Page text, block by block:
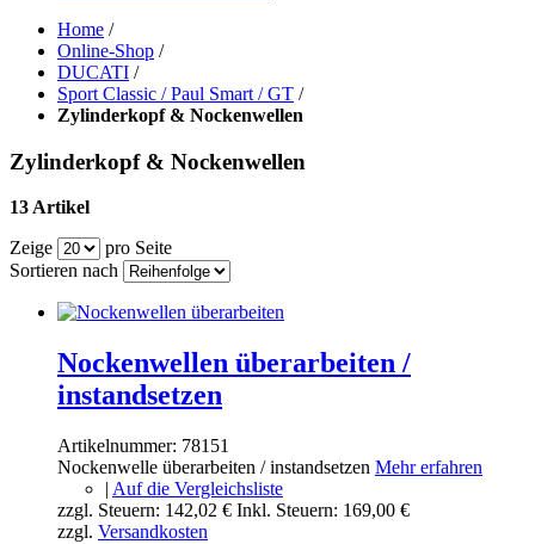
Home /
Online-Shop /
DUCATI /
Sport Classic / Paul Smart / GT /
Zylinderkopf & Nockenwellen
Zylinderkopf & Nockenwellen
13 Artikel
Zeige
pro Seite
Sortieren nach
Nockenwellen überarbeiten /
instandsetzen
Artikelnummer: 78151
Nockenwelle überarbeiten / instandsetzen Mehr erfahren
| Auf die Vergleichsliste
zzgl. Steuern: 142,02 € Inkl. Steuern: 169,00 €
zzgl. Versandkosten